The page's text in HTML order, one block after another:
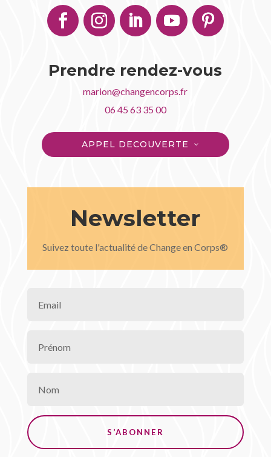
Prendre rendez-vous
marion@changencorps.fr
06 45 63 35 00
APPEL DECOUVERTE
Newsletter
Suivez toute l'actualité de Change en Corps®